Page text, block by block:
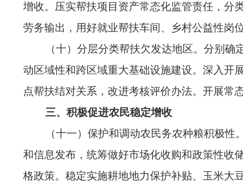
增收。压实帮扶项目资产常态化监管责任，分
劳务输出，用好就业帮扶车间、乡村公益性岗
（十）分层分类帮扶欠发达地区。分别确定
动区域性和跨区域重大基础设施建设。深入开
点帮扶结对关系，改进考核评价办法。开展常
三、积极促进农民稳定增收
（十一）保护和调动农民务农种粮积极性。
和信息发布，统筹做好市场化收购和政策性收
格政策。稳定实施耕地地力保护补贴、玉米大